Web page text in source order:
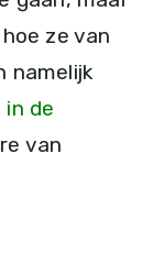
ze van
namelijk
in de
van